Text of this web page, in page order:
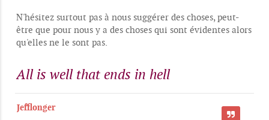
a
g
e
N'hésitez surtout pas à nous suggérer des choses, peut-
être que pour nous y a des choses qui sont évidentes alors
qu'elles ne le sont pas.
All is well that ends in hell
Jefflonger
CITER